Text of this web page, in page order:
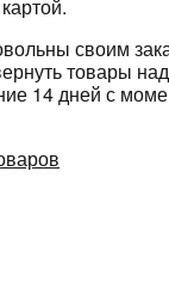
своим
товары
14 дней с